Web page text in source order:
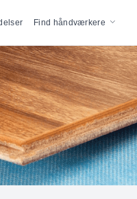
Find håndværkere